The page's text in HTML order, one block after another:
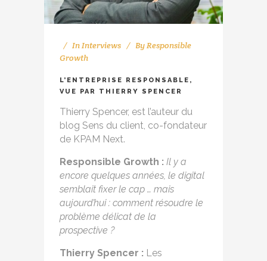
InInterviews ByResponsible
Growth
L’ENTREPRISE RESPONSABLE,
VUE PAR THIERRY SPENCER
Thierry Spencer, est l’auteur du
blog Sens du client, co-fondateur
de KPAM Next.
Responsible Growth : Il y a
encore quelques années, le digital
semblait fixer le cap … mais
aujourd’hui : comment résoudre le
problème délicat de la
prospective ?
Thierry Spencer : Les